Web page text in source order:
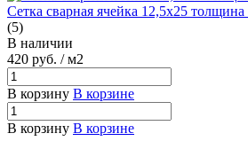
Сетка сварная ячейка 12,5х25
(5)
В наличии
420 руб. / м2
В корзину В корзине
В корзину В корзине